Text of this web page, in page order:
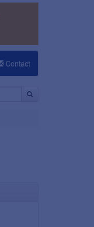
Contact